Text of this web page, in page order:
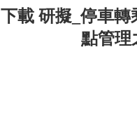
下載 研擬_停車
點管理